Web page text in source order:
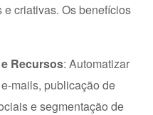
criativas. Os benefícios
Recursos: Automatizar
mails, publicação de
e segmentação de